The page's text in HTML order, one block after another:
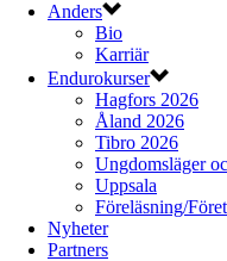
Anders
Bio
Karriär
Endurokurser
Hagfors 2026
Åland 2026
Tibro 2026
Ungdomsläger
Uppsala
Föreläsning/
Nyheter
Partners